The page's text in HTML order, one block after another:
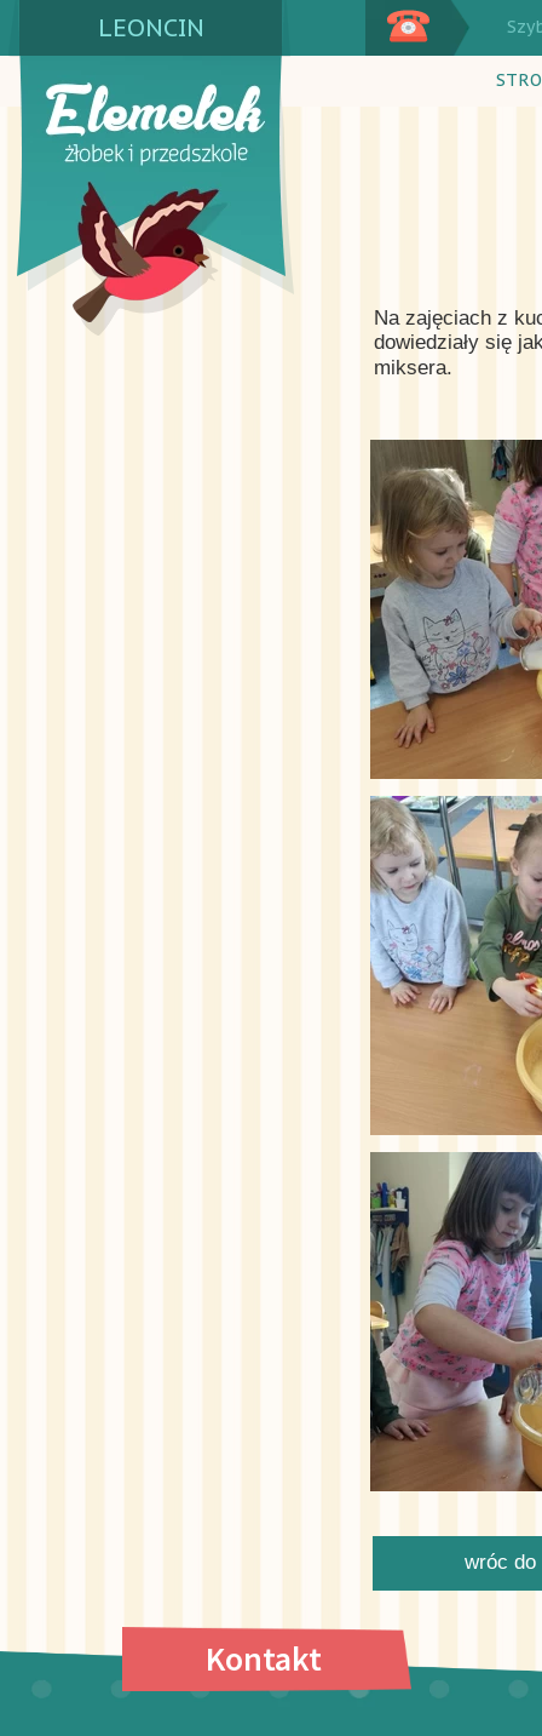
Kontakt
LEONCIN
Na zajęciach z
dowiedziały się
miksera.
wróc do